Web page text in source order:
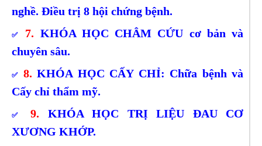
nghề. Điều trị 8 hội chứng bệnh.
✅ 7. KHÓA HỌC CHÂM CỨU cơ bản và
chuyên sâu.
✅ 8. KHÓA HỌC CẤY CHỈ: Chữa bệnh và
Cấy chỉ thẩm mỹ.
✅ 9. KHÓA HỌC TRỊ LIỆU ĐAU CƠ
XƯƠNG KHỚP.